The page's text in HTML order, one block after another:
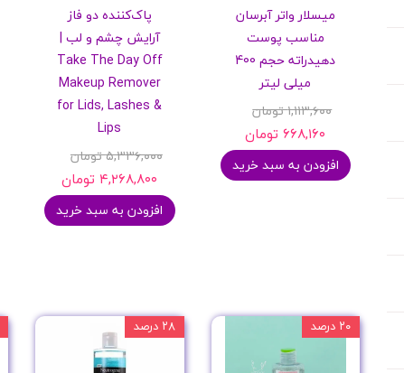
میسلار واتر آبرسان
مناسب پوست
دهیدراته حجم 400
میلی لیتر
۱,۱۱۳,۶۰۰ تومان
۶۶۸,۱۶۰ تومان
افزودن به سبد خرید
پاک‌کننده دو فاز
آرایش چشم و لب |
Take The Day Off
Makeup Remover
for Lids, Lashes &
Lips
۵,۳۳۶,۰۰۰ تومان
۴,۲۶۸,۸۰۰ تومان
افزودن به سبد خرید
۲۰ درصد ۲۸ درصد